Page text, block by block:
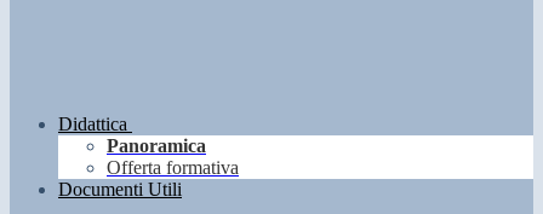
Didattica
Panoramica
Offerta formativa
Documenti Utili